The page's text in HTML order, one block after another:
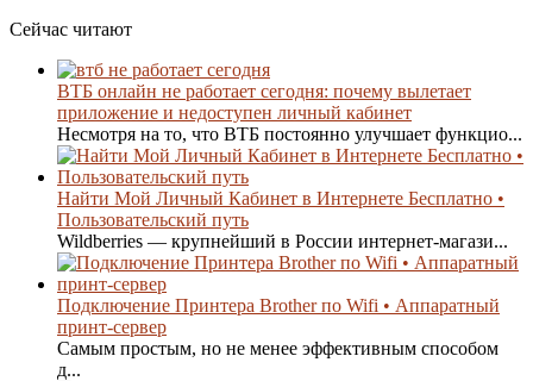
Сейчас читают
ВТБ онлайн не работает сегодня: почему вылетает
приложение и недоступен личный кабинет
Несмотря на то, что ВТБ постоянно улучшает функцио...
Найти Мой Личный Кабинет в Интернете Бесплатно •
Пользовательский путь
Wildberries — крупнейший в России интернет-магази...
Подключение Принтера Brother по Wifi • Аппаратный
принт-сервер
Самым простым, но не менее эффективным способом
д...